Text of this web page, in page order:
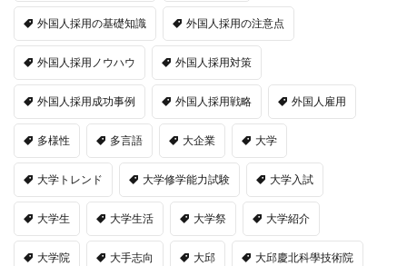
外国人採用の基礎知識 外国人採用の注意点
外国人採用ノウハウ 外国人採用対策
外国人採用成功事例 外国人採用戦略 外国人雇用
多様性 多言語 大企業 大学
大学トレンド 大学修学能力試験 大学入試
大学生 大学生活 大学祭 大学紹介
大学院 大手志向 大邱 大邱慶北科學技術院